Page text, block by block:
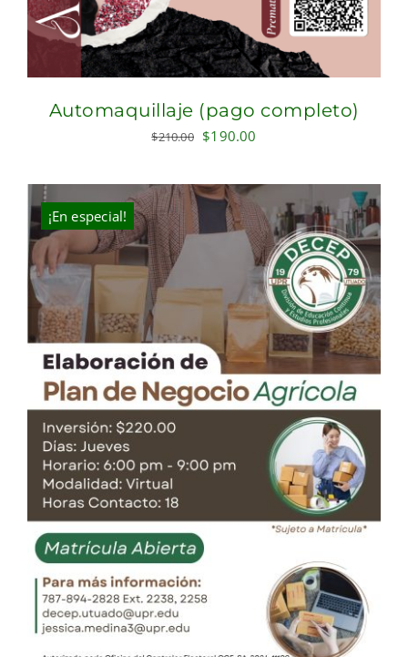
Automaquillaje (pago completo)
$210.00 Original
was:
$210.00.
$190.00
is:
$190.00.
¡En especial!